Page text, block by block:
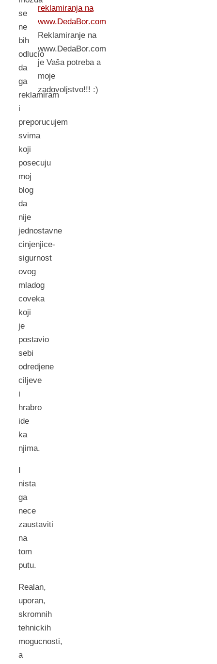
se
ne
bih
odlucio
da
ga
reklamiram
i
preporucujem
svima
koji
posecuju
moj
blog
da
nije
jednostavne
cinjenjice-
sigurnost
ovog
mladog
coveka
koji
je
postavio
sebi
odredjene
ciljeve
i
hrabro
ide
ka
njima.
I
nista
ga
nece
zaustaviti
na
tom
putu.
Realan,
uporan,
skromnih
tehnickih
mogucnosti,
a
reklamiranja na
www.DedaBor.com
Reklamiranje na
www.DedaBor.com
je Vaša potreba a
moje
zadovoljstvo!!! :)